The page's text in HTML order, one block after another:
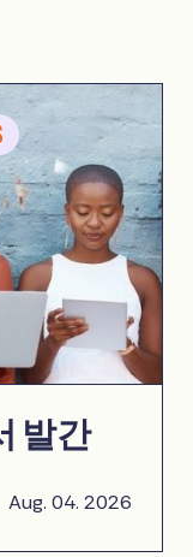
발간
Aug. 04. 2026